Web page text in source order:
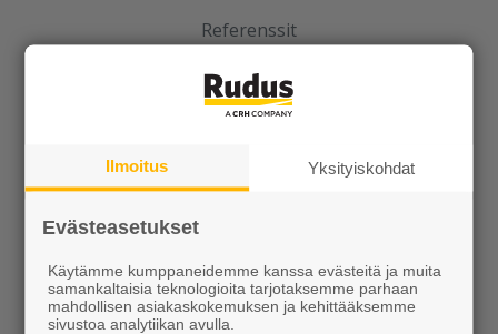
Referenssit
Tilaa uutiskirje
Kotipolku
Ilmoitus Yksityiskohdat
Evästeasetukset
Käytämme kumppaneidemme kanssa evästeitä ja muita
samankaltaisia teknologioita tarjotaksemme parhaan
mahdollisen asiakaskokemuksen ja kehittääksemme
sivustoa analytiikan avulla.